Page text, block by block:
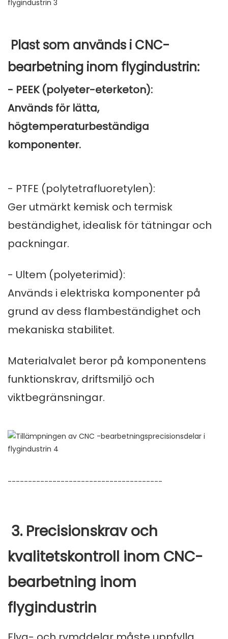
Plast som används i CNC-
bearbetning inom flygindustrin:
- PEEK (polyeter-eterketon):
Används för lätta,
högtemperaturbeständiga
komponenter.
- PTFE (polytetrafluoretylen):
Ger utmärkt kemisk och termisk
beständighet, idealisk för tätningar och
packningar.
- Ultem (polyeterimid):
Används i elektriska komponenter på
grund av dess flambeständighet och
mekaniska stabilitet.
Materialvalet beror på komponentens
funktionskrav, driftsmiljö och
viktbegränsningar.
--------------------------------------
3. Precisionskrav och
kvalitetskontroll inom CNC-
bearbetning inom
flygindustrin